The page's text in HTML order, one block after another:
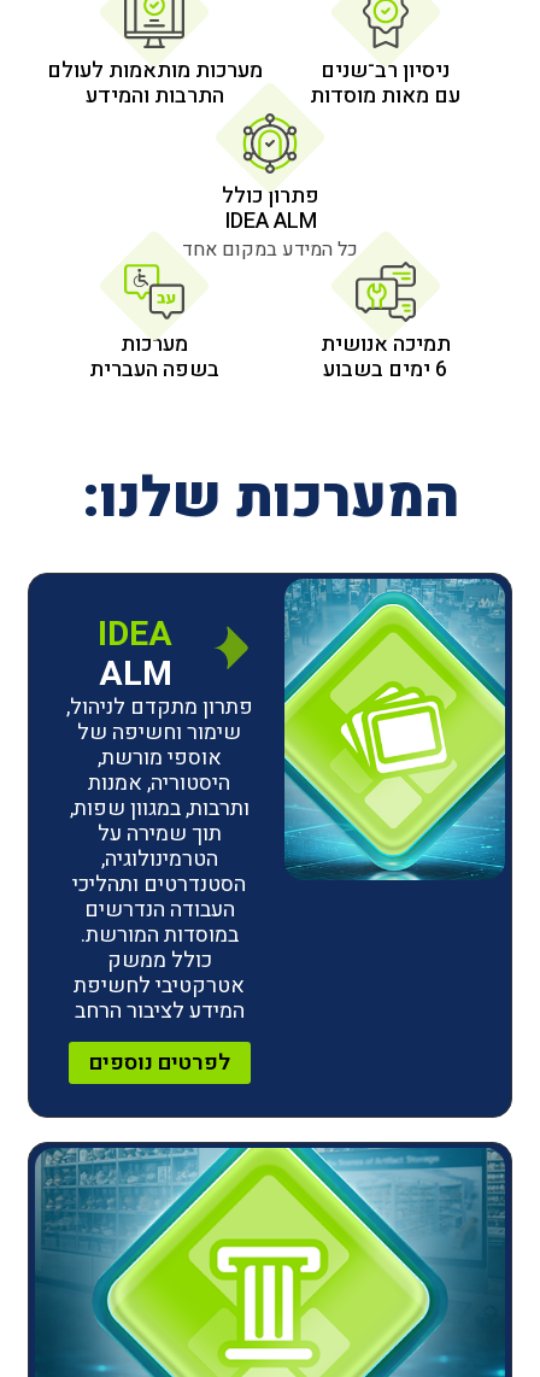
מוסדות
מערכות מותאמות לעולם
התרבות והמידע
כל המידע במקום אחד
מערכות
בשפה העברית
שלנו:
IDEA
ALM
פתרון מתקדם לניהול,
שימור וחשיפה של
אוספי מורשת,
היסטוריה, אמנות
ותרבות, במגוון שפות,
תוך שמירה על
הטרמינולוגיה,
הסטנדרטים ותהליכי
העבודה הנדרשים
במוסדות המורשת.
אטרקטיבי לחשיפת
המידע לציבור הרחב